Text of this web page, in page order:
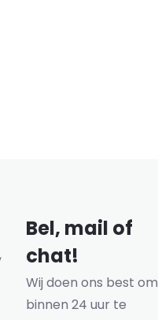
Bel, mail of
chat!
Wij doen ons best om
binnen 24 uur te